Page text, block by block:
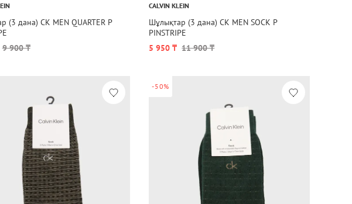
(3 дана) CK MEN QUARTER P
9 900 ₸
CALVIN KLEIN
Шұлықтар (3 дана) CK MEN SOCK P
PINSTRIPE
5 950 ₸ 11 900 ₸
-50%